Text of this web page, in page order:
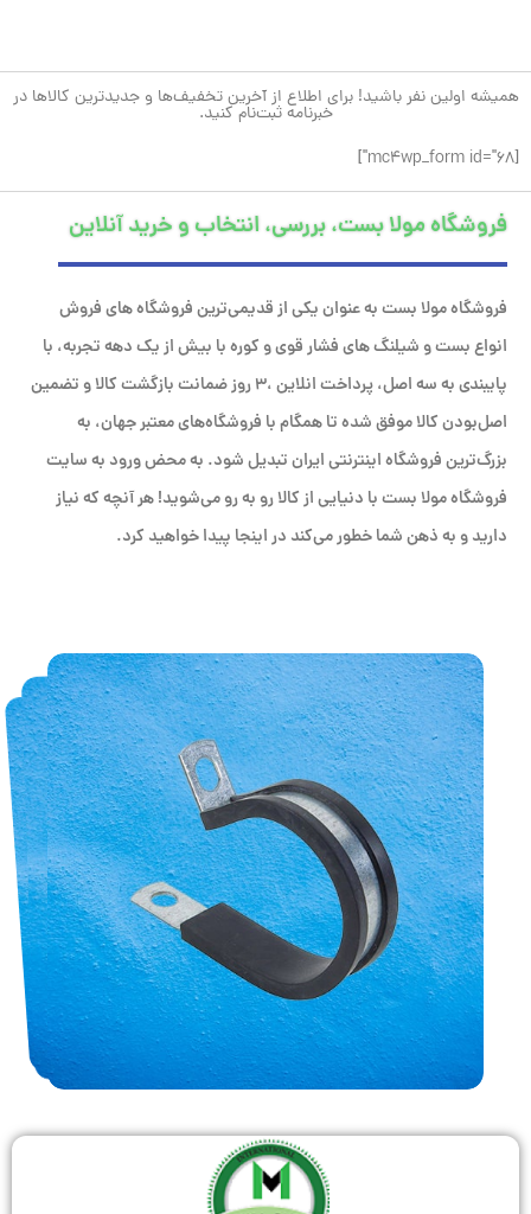
همیشه اولین نفر باشید! برای اطلاع از آخرین تخفیف‌ها و جدیدترین کالاها در
خبرنامه ثبت‌نام کنید.
[mc4wp_form id="68"]
فروشگاه مولا بست، بررسی، انتخاب و خرید آنلاین
فروشگاه مولا بست به عنوان یکی از قدیمی‌ترین فروشگاه های فروش
انواع بست و شیلنگ های فشار قوی و کوره با بیش از یک دهه تجربه، با
پایبندی به سه اصل، پرداخت انلاین ،۳ روز ضمانت بازگشت کالا و تضمین
اصل‌بودن کالا موفق شده تا همگام با فروشگاه‌های معتبر جهان، به
بزرگ‌ترین فروشگاه اینترنتی ایران تبدیل شود. به محض ورود به سایت
فروشگاه مولا بست با دنیایی از کالا رو به رو می‌شوید! هر آنچه که نیاز
دارید و به ذهن شما خطور می‌کند در اینجا پیدا خواهید کرد.